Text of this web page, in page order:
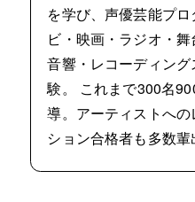
を学び、声優芸能プ
ビ・映画・ラジオ・
音響・レコーディン
験。 これまで300名
導。アーティストへ
ション合格者も多数輩